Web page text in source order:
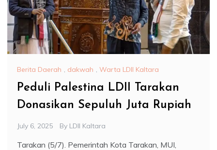
Berita Daerah , dakwah , Warta LDII Kaltara
Peduli Palestina LDII Tarakan
Donasikan Sepuluh Juta Rupiah
July 6, 2025 By LDII Kaltara
Tarakan (5/7). Pemerintah Kota Tarakan, MUI,